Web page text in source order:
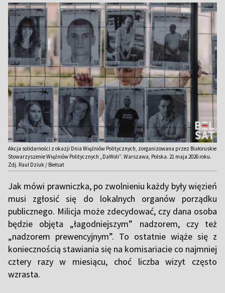
Akcja solidarności z okazji Dnia Więźniów Politycznych, zorganizowana przez Białoruskie
Stowarzyszenie Więźniów Politycznych „DaWoli”. Warszawa, Polska. 21 maja 2026 roku.
Zdj. Raul Dziuk / Biełsat
Jak mówi prawniczka, po zwolnieniu każdy były więzień
musi zgłosić się do lokalnych organów porządku
publicznego. Milicja może zdecydować, czy dana osoba
będzie objęta „łagodniejszym” nadzorem, czy też
„nadzorem prewencyjnym”. To ostatnie wiąże się z
koniecznością stawiania się na komisariacie co najmniej
cztery razy w miesiącu, choć liczba wizyt często
wzrasta.